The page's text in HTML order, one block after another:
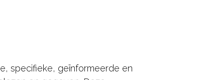
specifieke, geïnformeerde en